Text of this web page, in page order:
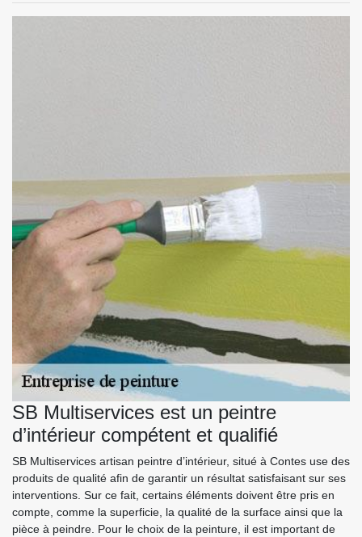
SB Multiservices est un peintre
d’intérieur compétent et qualifié
SB Multiservices artisan peintre d’intérieur, situé à Contes use des
produits de qualité afin de garantir un résultat satisfaisant sur ses
interventions. Sur ce fait, certains éléments doivent être pris en
compte, comme la superficie, la qualité de la surface ainsi que la
pièce à peindre. Pour le choix de la peinture, il est important de